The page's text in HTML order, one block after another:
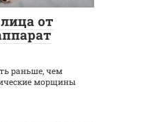
от
раньше, чем
морщины